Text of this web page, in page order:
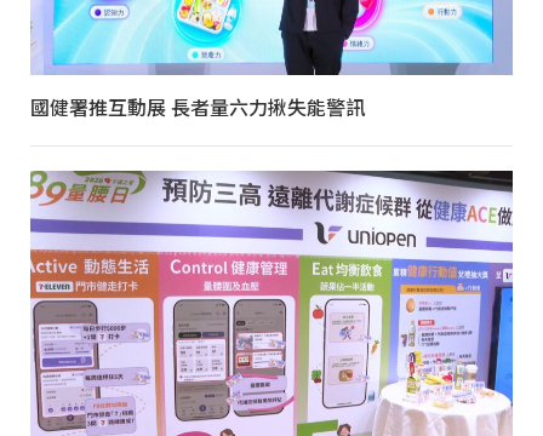
國健署推互動展 長者量六力揪失能警訊